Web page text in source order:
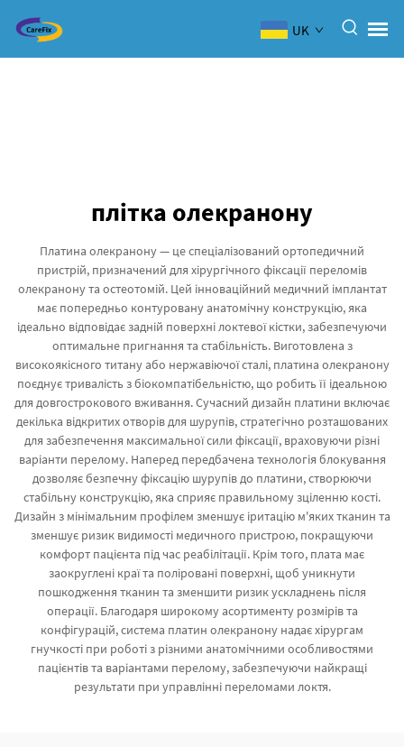
UK
плітка олекранону
Платина олекранону — це спеціалізований ортопедичний
пристрій, призначений для хірургічного фіксації переломів
олекранону та остеотомій. Цей інноваційний медичний імплантат
має попередньо контуровану анатомічну конструкцію, яка
ідеально відповідає задній поверхні локтевої кістки, забезпечуючи
оптимальне пригнання та стабільність. Виготовлена з
високоякісного титану або нержавіючої сталі, платина олекранону
поєднує тривалість з біокомпатібельністю, що робить її ідеальною
для довгострокового вживання. Сучасний дизайн платини включає
декілька відкритих отворів для шурупів, стратегічно розташованих
для забезпечення максимальної сили фіксації, враховуючи різні
варіанти перелому. Наперед передбачена технологія блокування
дозволяє безпечну фіксацію шурупів до платини, створюючи
стабільну конструкцію, яка сприяє правильному зціленню кості.
Дизайн з мінімальним профілем зменшує іритацію м'яких тканин та
зменшує ризик видимості медичного пристрою, покращуючи
комфорт пацієнта під час реабілітації. Крім того, плата має
заокруглені краї та поліровані поверхні, щоб уникнути
пошкодження тканин та зменшити ризик ускладнень після
операції. Благодаря широкому асортименту розмірів та
конфігурацій, система платин олекранону надає хірургам
гнучкості при роботі з різними анатомічними особливостями
пацієнтів та варіантами перелому, забезпечуючи найкращі
результати при управлінні переломами локтя.